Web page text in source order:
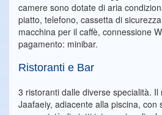
camere sono dotate di aria
piatto, telefono, cassetta di
macchina per il caffè, connessione
pagamento: minibar.
Ristoranti e Bar
3 ristoranti dalle diverse specialità.
Jaafaeiy, adiacente alla piscina, con